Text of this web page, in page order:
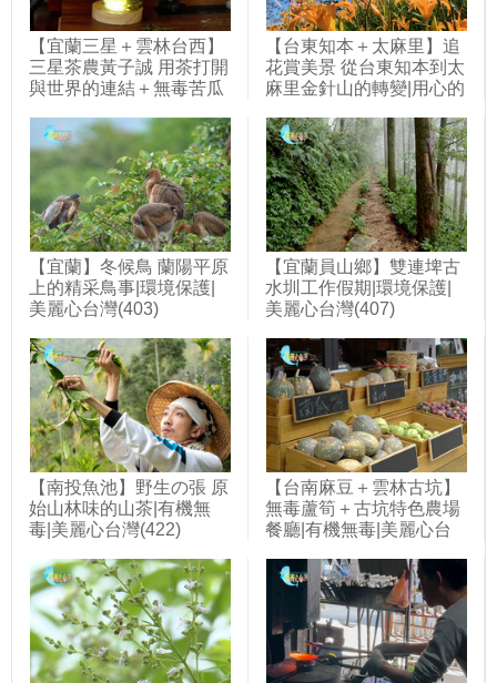
【宜蘭三星＋雲林台西】
三星茶農黃子誠 用茶打開
與世界的連結＋無毒苦瓜
量增三倍|用心的產業|美
麗心台灣(427)
【台東知本＋太麻里】追
花賞美景 從台東知本到太
麻里金針山的轉變|用心的
【宜蘭】冬候鳥 蘭陽平原
上的精采鳥事|環境保護|
美麗心台灣(403)
【宜蘭員山鄉】雙連埤古
水圳工作假期|環境保護|
美麗心台灣(407)
【南投魚池】野生の張 原
始山林味的山茶|有機無
毒|美麗心台灣(422)
【台南麻豆＋雲林古坑】
無毒蘆筍＋古坑特色農場
餐廳|有機無毒|美麗心台